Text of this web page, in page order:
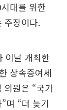
대를 위한
주장이다.
이날 개최한
상속증여세
의원은 “국가
며 “더 늦기